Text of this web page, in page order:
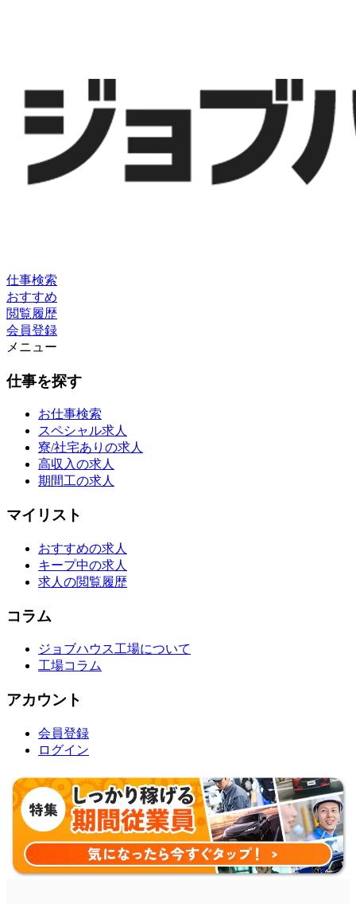
仕事検索
おすすめ
閲覧履歴
会員登録
メニュー
仕事を探す
お仕事検索
スペシャル求人
寮/社宅ありの求人
高収入の求人
期間工の求人
マイリスト
おすすめの求人
キープ中の求人
求人の閲覧履歴
コラム
ジョブハウス工場について
工場コラム
アカウント
会員登録
ログイン